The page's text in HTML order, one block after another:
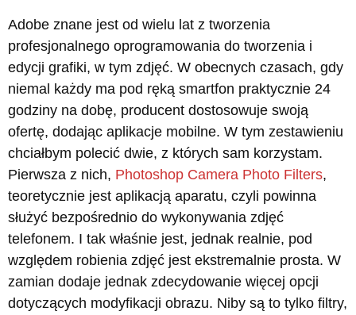
Adobe znane jest od wielu lat z tworzenia
profesjonalnego oprogramowania do tworzenia i
edycji grafiki, w tym zdjęć. W obecnych czasach, gdy
niemal każdy ma pod ręką smartfon praktycznie 24
godziny na dobę, producent dostosowuje swoją
ofertę, dodając aplikacje mobilne. W tym zestawieniu
chciałbym polecić dwie, z których sam korzystam.
Pierwsza z nich, Photoshop Camera Photo Filters,
teoretycznie jest aplikacją aparatu, czyli powinna
służyć bezpośrednio do wykonywania zdjęć
telefonem. I tak właśnie jest, jednak realnie, pod
względem robienia zdjęć jest ekstremalnie prosta. W
zamian dodaje jednak zdecydowanie więcej opcji
dotyczących modyfikacji obrazu. Niby są to tylko filtry,